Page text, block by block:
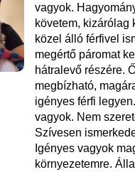
vagyok.
követem, kizárólag
közel álló férfivel
megértő páromat
hátralevő részére.
megbízható,
igényes férfi
vagyok. Nem
Szívesen
Igényes vagyok
környezetemre.